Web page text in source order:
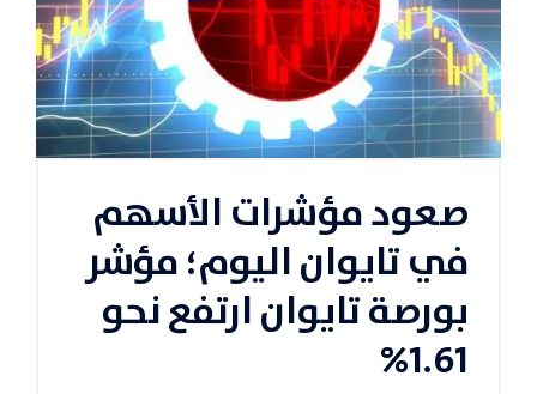
صعود مؤشرات الأسهم
في تايوان اليوم؛ مؤشر
بورصة تايوان ارتفع نحو
1.61%